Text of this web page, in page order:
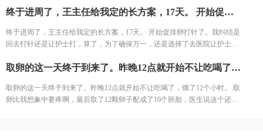
身体之后，我对自己有信心。 医生也就没说什么，直接签了风险书，等着隔
之后我直接回家了。
我，万般无奈下，我踏上了试管的旅途。 我拉着老公来到了郑大三附院的生
手上的纸张，一个窗口一个窗口的去检查了。这样检查的日子，一直持续了
一个月，所有检查结果才凑齐。
终于进周了，王主任给我定的长方案，17天。 开始促排卵打针了。我纠结是回去打针还是让护士打，算了，为了确保万一，还是选择了去医院让护士打。今天去打针的人还是挺多的，再有耐心的护士也无法保持笑脸。给我打针的护士进到注射室的时候，满脸疲惫，但是还是耐心的给我打针了!
终于进周了，王主任给我定的长方案，17天。 开始促排卵打针了。我纠结是
回去打针还是让护士打，算了，为了确保万一，还是选择了去医院让护士
针的护士进到注射室的时候，满脸疲惫，但是还是耐心的给我打针了!
取卵的这一天终于到来了。昨晚12点就开始不让吃喝了，饿了12个小时。.取卵比我想象中要疼啊，最后取了12颗卵子配成了10个胚胎，医生说这个还是不错的结果了，我也不知道算好不算，但是我尽力了啊。医生建议我继续养囊。没想到配成了5个囊胚！太高兴了，今天我要吃点好吃的庆祝下。
取卵的这一天终于到来了。昨晚12点就开始不让吃喝了，饿了12个小时。.取
卵比我想象中要疼啊，最后取了12颗卵子配成了10个胚胎，医生说这个还是